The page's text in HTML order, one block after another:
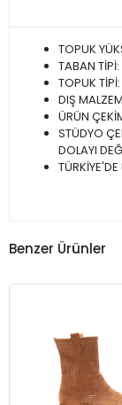
TOPUK
TABAN
TOPUK
DIŞ
ÜRÜN
STÜDYO
DOLAYI
TÜRKİYE'DE
Benzer Ürünler